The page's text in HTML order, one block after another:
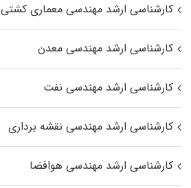
کارشناسی ارشد مهندسی معماری کشتی
کارشناسی ارشد مهندسی معدن
کارشناسی ارشد مهندسی نفت
کارشناسی ارشد مهندسی نقشه برداری
کارشناسی ارشد مهندسی هوافضا